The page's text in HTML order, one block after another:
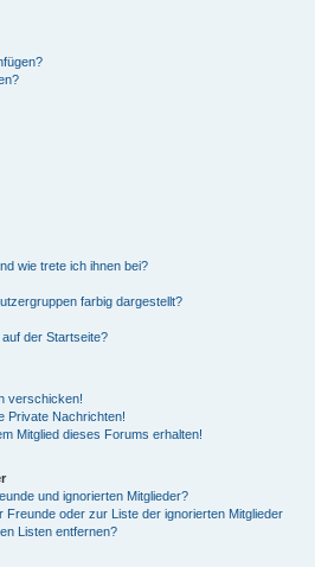
wie trete ich ihnen bei?
farbig dargestellt?
der Startseite?
verschicken!
Private Nachrichten!
Mitglied dieses Forums erhalten!
und ignorierten Mitglieder?
Freunde oder zur Liste der ignorierten Mitglieder
Listen entfernen?